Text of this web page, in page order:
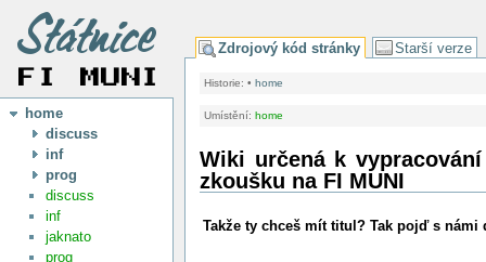
home
discuss
inf
prog
discuss
inf
jaknato
prog
Zdrojový kód stránky Starší verze
Historie: • home
Umístění: home
Wiki určená k
zkoušku na FI MUNI
Takže ty chceš mít titul? Tak pojď s námi